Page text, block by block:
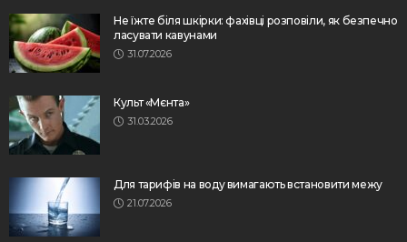
Не їжте біля шкірки: фахівці розповіли, як безпечно
ласувати кавунами
31.07.2026
Культ «Мєнта»
31.03.2026
Для тарифів на воду вимагають встановити межу
21.07.2026